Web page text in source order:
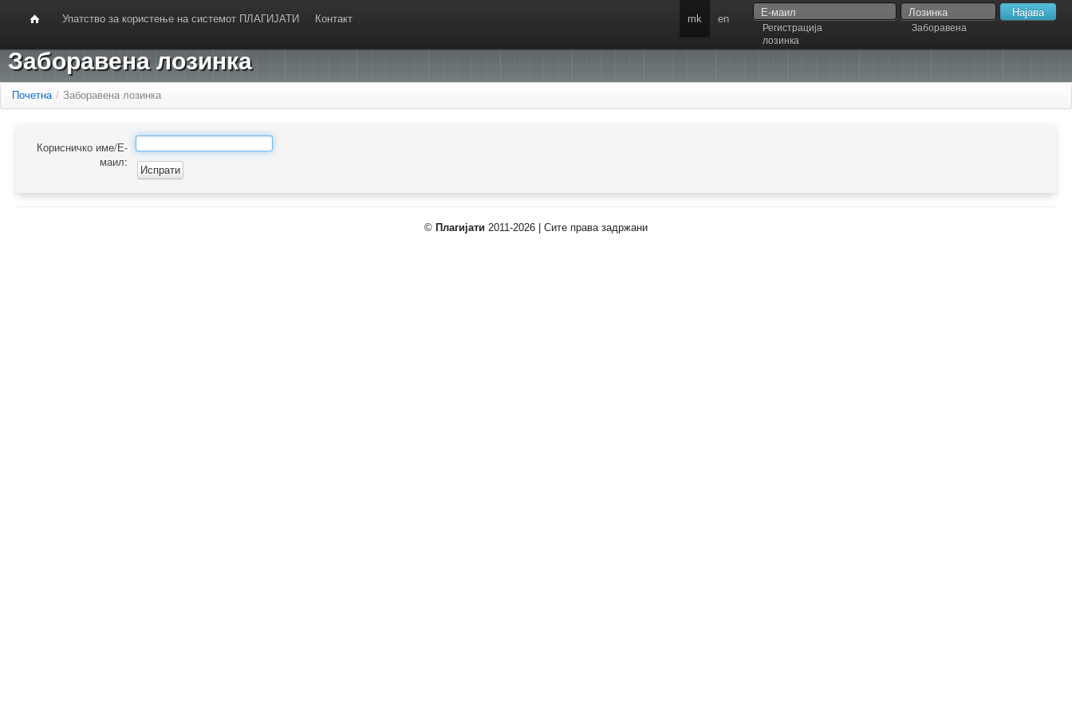
Упатство за користење на системот ПЛАГИЈАТИ Контакт
Регистрација
Заборавена
лозинка
mk en
Заборавена лозинка
Почетна / Заборавена лозинка
Корисничко име/Е-
маил:
© Плагијати 2011-2026 | Сите права задржани